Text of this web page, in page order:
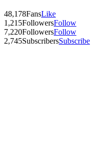
48,178FansLike
1,215FollowersFollow
7,220FollowersFollow
2,745SubscribersSubscribe